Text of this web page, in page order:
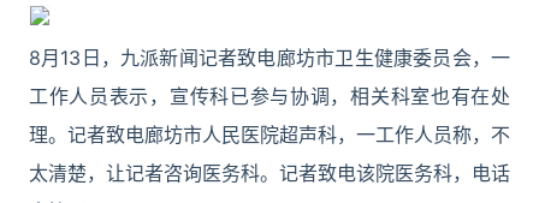
8月13日，九派新闻记者致电廊坊市卫生健康委员会，一
工作人员表示，宣传科已参与协调，相关科室也有在处
理。记者致电廊坊市人民医院超声科，一工作人员称，不
太清楚，让记者咨询医务科。记者致电该院医务科，电话